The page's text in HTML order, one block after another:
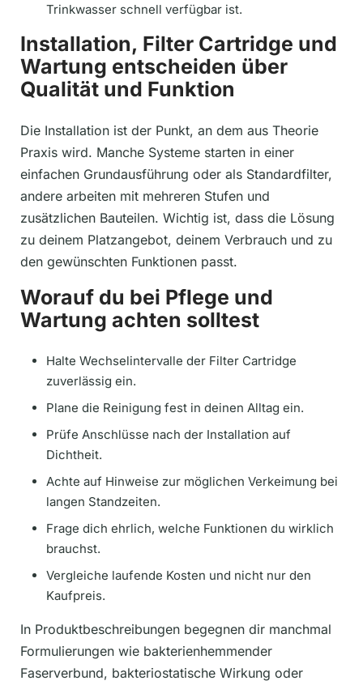
Trinkwasser schnell verfügbar ist.
Installation, Filter Cartridge und
Wartung entscheiden über
Qualität und Funktion
Die Installation ist der Punkt, an dem aus Theorie
Praxis wird. Manche Systeme starten in einer
einfachen Grundausführung oder als Standardfilter,
andere arbeiten mit mehreren Stufen und
zusätzlichen Bauteilen. Wichtig ist, dass die Lösung
zu deinem Platzangebot, deinem Verbrauch und zu
den gewünschten Funktionen passt.
Worauf du bei Pflege und
Wartung achten solltest
Halte Wechselintervalle der Filter Cartridge
zuverlässig ein.
Plane die Reinigung fest in deinen Alltag ein.
Prüfe Anschlüsse nach der Installation auf
Dichtheit.
Achte auf Hinweise zur möglichen Verkeimung bei
langen Standzeiten.
Frage dich ehrlich, welche Funktionen du wirklich
brauchst.
Vergleiche laufende Kosten und nicht nur den
Kaufpreis.
In Produktbeschreibungen begegnen dir manchmal
Formulierungen wie bakterienhemmender
Faserverbund, bakteriostatische Wirkung oder